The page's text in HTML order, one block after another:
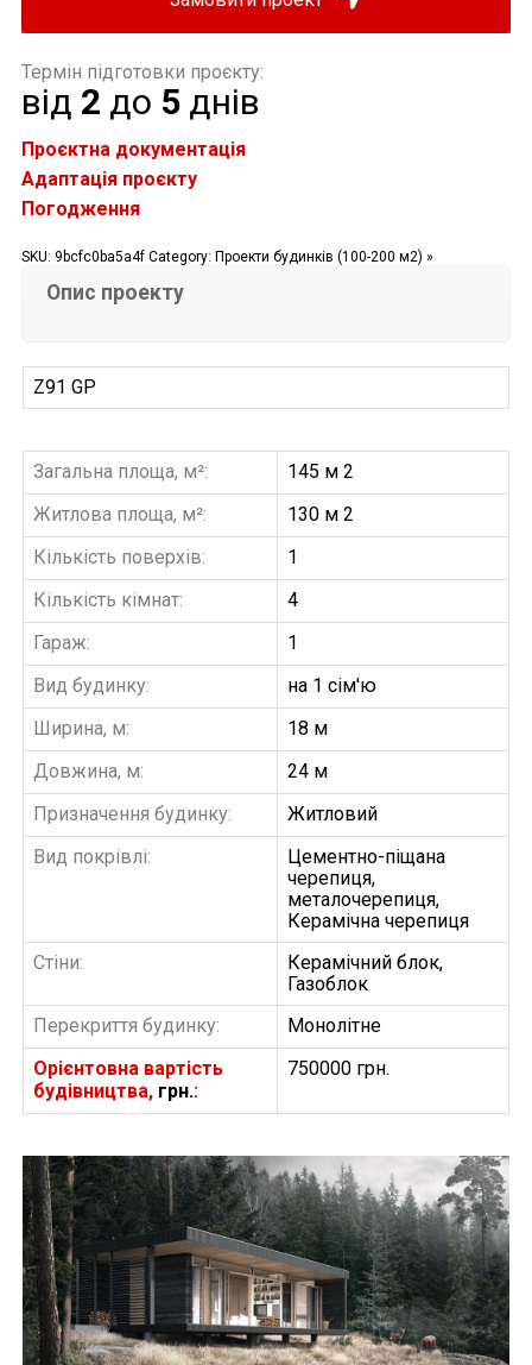
Термін підготовки проєкту:
від 2 до 5 днів
Проєктна документація
Адаптація проєкту
Погодження
SKU: 9bcfc0ba5a4f Category: Проекти будинків (100-200 м2) »
Опис проекту
Z91 GP
Загальна площа, м²:
145 м 2
Житлова площа, м²:
130 м 2
Кількість поверхів:
1
Кількість кімнат:
4
Гараж:
1
Вид будинку:
на 1 сім'ю
Ширина, м:
18 м
Довжина, м:
24 м
Призначення будинку:
Житловий
Вид покрівлі:
Цементно-піщана
черепиця,
металочерепиця,
Керамічна черепиця
Стіни:
Керамічний блок,
Газоблок
Перекриття будинку:
Монолітне
Орієнтовна вартість
будівництва, грн.:
750000 грн.
БУДІВНИЦТВО БУДИНКІВ
З
АББ”ТВІЙ ПРОЕКТ”
Замовити будівництво